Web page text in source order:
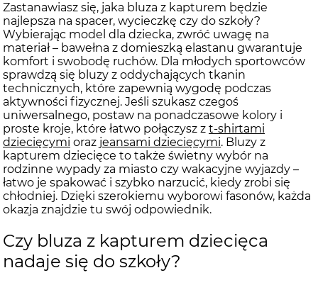
Zastanawiasz się, jaka bluza z kapturem będzie
najlepsza na spacer, wycieczkę czy do szkoły?
Wybierając model dla dziecka, zwróć uwagę na
materiał – bawełna z domieszką elastanu gwarantuje
komfort i swobodę ruchów. Dla młodych sportowców
sprawdzą się bluzy z oddychających tkanin
technicznych, które zapewnią wygodę podczas
aktywności fizycznej. Jeśli szukasz czegoś
uniwersalnego, postaw na ponadczasowe kolory i
proste kroje, które łatwo połączysz z t-shirtami
dziecięcymi oraz jeansami dziecięcymi. Bluzy z
kapturem dziecięce to także świetny wybór na
rodzinne wypady za miasto czy wakacyjne wyjazdy –
łatwo je spakować i szybko narzucić, kiedy zrobi się
chłodniej. Dzięki szerokiemu wyborowi fasonów, każda
okazja znajdzie tu swój odpowiednik.
Czy bluza z kapturem dziecięca
nadaje się do szkoły?